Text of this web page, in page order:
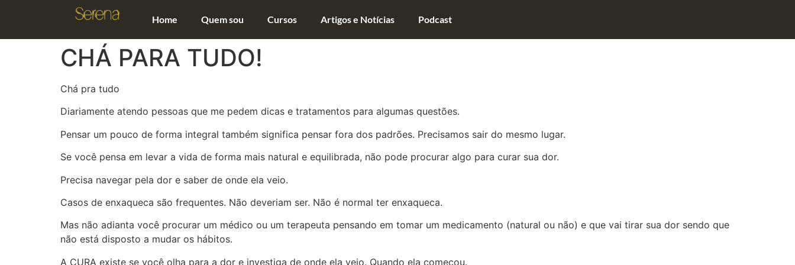
Home Quem sou Cursos Artigos e Notícias Podcast
CHÁ PARA TUDO!
Chá pra tudo
Diariamente atendo pessoas que me pedem dicas e tratamentos para algumas questões.
Pensar um pouco de forma integral também significa pensar fora dos padrões. Precisamos sair do mesmo lugar.
Se você pensa em levar a vida de forma mais natural e equilibrada, não pode procurar algo para curar sua dor.
Precisa navegar pela dor e saber de onde ela veio.
Casos de enxaqueca são frequentes. Não deveriam ser. Não é normal ter enxaqueca.
Mas não adianta você procurar um médico ou um terapeuta pensando em tomar um medicamento (natural ou não) e que vai tirar sua dor sendo que
não está disposto a mudar os hábitos.
A CURA existe se você olha para a dor e investiga de onde ela veio. Quando ela começou.